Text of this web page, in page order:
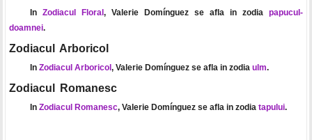
In Zodiacul Floral, Valerie Domínguez se afla in zodia papucul-
doamnei.
Zodiacul Arboricol
In Zodiacul Arboricol, Valerie Domínguez se afla in zodia ulm.
Zodiacul Romanesc
In Zodiacul Romanesc, Valerie Domínguez se afla in zodia tapului.